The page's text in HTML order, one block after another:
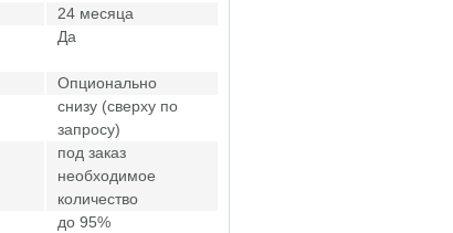
24 месяца
Да
Опционально
снизу (сверху по
запросу)
под заказ
необходимое
количество
до 95%